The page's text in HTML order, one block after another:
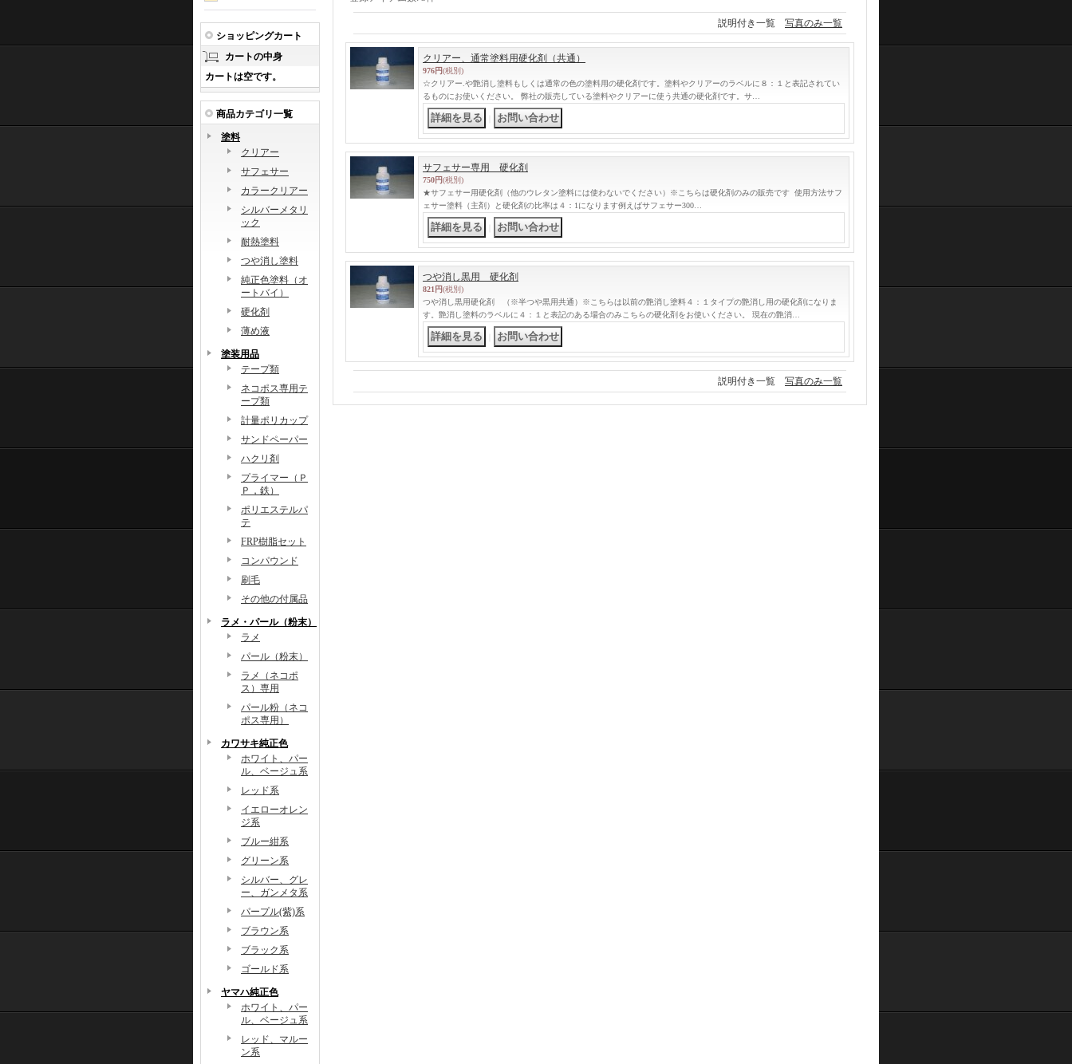
ショッピングカート
カートの中身
カートは空です。
商品カテゴリ一覧
塗料
クリアー
サフェサー
カラークリアー
シルバーメタリ
ック
耐熱塗料
つや消し塗料
純正色塗料（オ
ートバイ）
硬化剤
薄め液
塗装用品
テープ類
ネコポス専用テ
ープ類
計量ポリカップ
サンドペーパー
ハクリ剤
プライマー（Ｐ
Ｐ，鉄）
ポリエステルパ
テ
FRP樹脂セット
コンパウンド
刷毛
その他の付属品
ラメ・パール（粉末）
ラメ
パール（粉末）
ラメ（ネコポ
ス）専用
パール粉（ネコ
ポス専用）
カワサキ純正色
ホワイト、パー
ル、ベージュ系
レッド系
イエローオレン
ジ系
ブルー紺系
グリーン系
シルバー、グレ
ー、ガンメタ系
パープル(紫)系
ブラウン系
ブラック系
ゴールド系
ヤマハ純正色
ホワイト、パー
ル、ベージュ系
レッド、マルー
ン系
説明付き一覧 写真のみ一覧
クリアー、通常塗料用硬化剤（共通）
976円(税別)
☆クリアー.や艶消し塗料もしくは通常の色の塗料用の硬化剤です。塗料やクリアーのラベルに８：１と表記されてい
るものにお使いください。 弊社の販売している塗料やクリアーに使う共通の硬化剤です。サ…
サフェサー専用 硬化剤
750円(税別)
★サフェサー用硬化剤（他のウレタン塗料には使わないでください）※こちらは硬化剤のみの販売です 使用方法サフ
ェサー塗料（主剤）と硬化剤の比率は４：1になります例えばサフェサー300…
つや消し黒用 硬化剤
821円(税別)
つや消し黒用硬化剤 （※半つや黒用共通）※こちらは以前の艶消し塗料４：１タイプの艶消し用の硬化剤になりま
す。艶消し塗料のラベルに４：１と表記のある場合のみこちらの硬化剤をお使いください。 現在の艶消…
説明付き一覧 写真のみ一覧